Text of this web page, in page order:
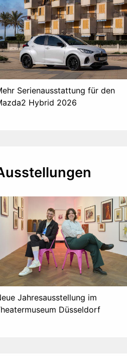
Serienausstattung für den
Hybrid 2026
Jahresausstellung im
Düsseldorf